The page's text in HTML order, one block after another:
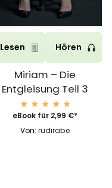
Lesen Hören
Miriam – Die
Entgleisung Teil 3
Bewert
et mit
von 5
eBook für 2,99 €*
Von:rudirabe